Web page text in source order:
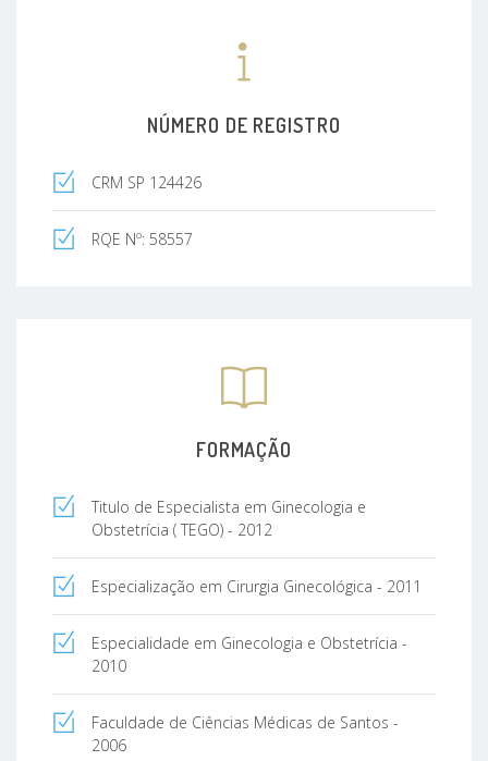
NÚMERO DE REGISTRO
CRM SP 124426
RQE Nº: 58557
FORMAÇÃO
Titulo de Especialista em Ginecologia e
Obstetrícia ( TEGO) - 2012
Especialização em Cirurgia Ginecológica - 2011
Especialidade em Ginecologia e Obstetrícia -
2010
Faculdade de Ciências Médicas de Santos -
2006